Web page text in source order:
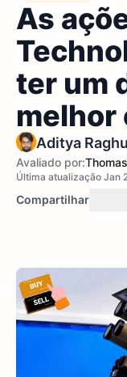
As
ter um
melhor
Aditya
Avaliado por:
Última atualização Jan
Compartilhar